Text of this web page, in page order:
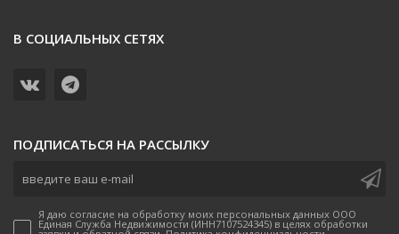
В СОЦИАЛЬНЫХ СЕТЯХ
ПОДПИСАТЬСЯ НА РАССЫЛКУ
Я даю согласие на обработку моих персональных данных ООО
Единая Служба Недвижимости (ИНН7107524345) в целях обработки